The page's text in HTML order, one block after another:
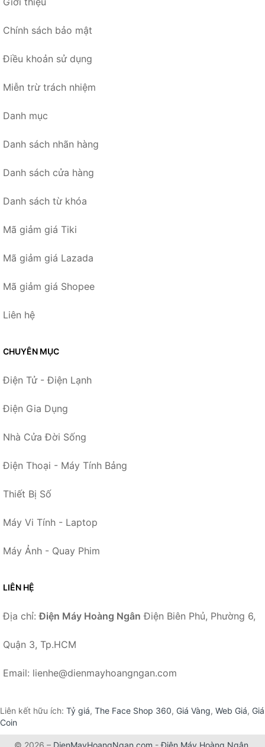
Chính sách bảo mật
Điều khoản sử dụng
Miễn trừ trách nhiệm
Danh mục
Danh sách nhãn hàng
Danh sách cửa hàng
Danh sách từ khóa
Mã giảm giá Tiki
Mã giảm giá Lazada
Mã giảm giá Shopee
Liên hệ
CHUYÊN MỤC
Điện Tử - Điện Lạnh
Điện Gia Dụng
Nhà Cửa Đời Sống
Điện Thoại - Máy Tính Bảng
Thiết Bị Số
Máy Vi Tính - Laptop
Máy Ảnh - Quay Phim
LIÊN HỆ
Địa chỉ:Điện Máy Hoàng Ngân Điện Biên Phủ, Phường 6,
Quận 3, Tp.HCM
Email: lienhe@dienmayhoangngan.com
Liên kết hữu ích: Tỷ giá, The Face Shop 360, Giá Vàng, Web Giá, Giá
Coin
© 2026 – DienMayHoangNgan.com -Điện Máy Hoàng Ngân